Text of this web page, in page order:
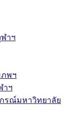
าฯ
พฯ
าฯ
กรณ์มหาวิทยาลัย